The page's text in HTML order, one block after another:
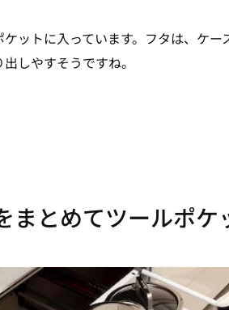
ットに入っています。フタは、ケー
しやすそうですね。
まとめてツールポケ